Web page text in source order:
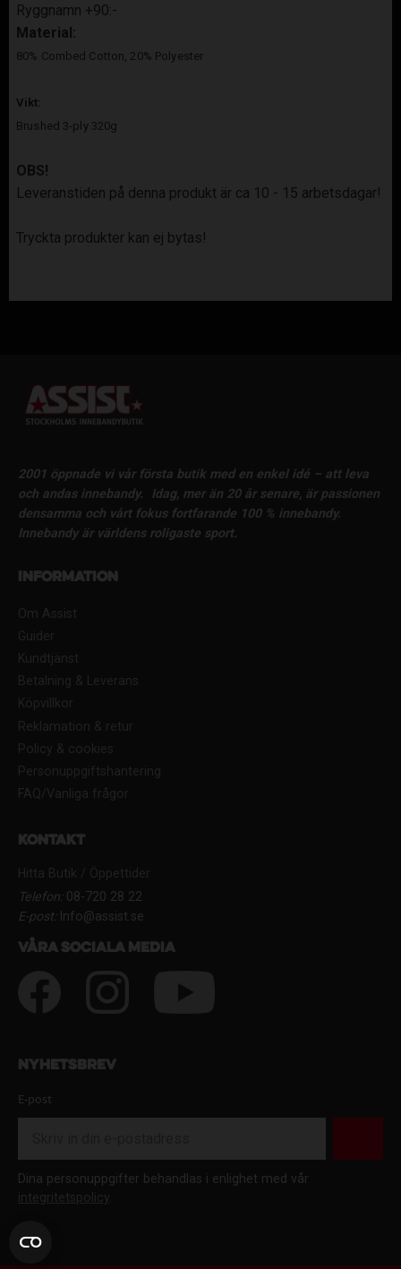
Ryggnamn +90:-
Material:
80% Combed Cotton, 20% Polyester
Vikt:
Brushed 3-ply 320g
OBS!
Leveranstiden på denna produkt är ca 10 - 15 arbetsdagar!
Tryckta produkter kan ej bytas!
2001 öppnade vi vår första butik med en enkel idé – att leva
och andas innebandy.
Idag, mer än 20 år senare, är passionen
densamma och vårt fokus fortfarande 100 % innebandy.
Innebandy är världens roligaste sport.
Information
Om Assist
Guider
Kundtjänst
Betalning & Leverans
Köpvillkor
Reklamation & retur
Policy & cookies
Personuppgiftshantering
FAQ/Vanliga frågor
Kontakt
Hitta Butik / Öppettider
Telefon:08-720 28 22
E-post:Info@assist.se
Våra sociala media
Nyhetsbrev
E-post
Dina personuppgifter behandlas i enlighet med vår
integritetspolicy.